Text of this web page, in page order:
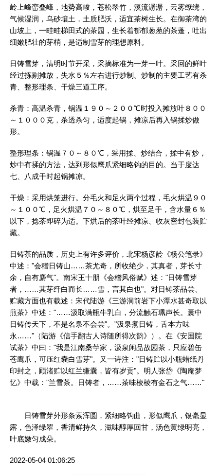
岭上峰峦叠嶂，地势高峻，苍松翠竹，溪流潺潺，云雾缭绕，
气候湿润，乌砂壤土，土质肥沃，适宜茶树生长。在御茶湾的
山坡上，一畦畦梯田式的茶园，生长着郁郁葱葱的茶蓬，吐出
细嫩肥壮的芽梢，是适制雪芽的理想原料。
日铸雪芽，清明时节开采，采摘标准为一芽一叶。采回的鲜叶
经过拣剔摊放，失水５％左右进行炒制。炒制的主要工艺有杀
青、整形理条、干燥三道工序。
杀青：高温杀青，锅温１９０～２００℃时投入摊放叶８００
～１０００克，杀透杀匀，适度起锅，摊凉后再入锅揉炒做
形。
整形理条：锅温７０～８０℃，采用揉、炒结合，揉中有炒，
炒中有揉的方法，达到形似鹰爪紧细略钩的目的。当于度达
七、八成干时起锅摊凉。
干燥：采用烘笼进行。分毛火和足火两个过程，毛火烘温９０
～１００℃，足火烘温７０～８０℃，烘至足干，含水量６％
以下，捻茶即碎为适。下烘后的茶叶经摊凉、收灰密封包装贮
藏。
日铸茶的品质，历史上有许多评价，北宋杨彦龄《杨公笔录》
中述："会稽日铸山……茶尤奇，所收绝少，其真者，芽长寸
余，自有麝气"。南宋王十朋《会稽风俗赋》述："日铸雪芽
者，……其芽纤白而长……雪，言其白也"。对日铸茶品尝、
贮藏方面也有载述：宋代陆游《三游洞前岩下小潭水甚奇取以
煎茶》中述："……汲取满瓶牛乳白，分流触石珮声长。囊中
日铸传天下，不是名泉不会尝"。"汲泉煮日铸，舌本方味
永……"（陆游《信手翻古人诗随所得次韵》）。在《安国院
试茶》中曰："我是江南桑苧家，汲泉闲品故园茶，只应碧缶
苍鹰爪，可压红囊白雪芽"。又一诗注："日铸贮以小瓶蜡纸丹
印封之，顾渚贮以红兰缣囊，皆有岁贡"。明人张岱《陶庵梦
忆》中载："兰雪茶。日铸者，……茶味棱棱有金石之气……"
日铸雪芽外形条索浑圆，紧细略钩曲，形似鹰爪，银毫显
露，色泽绿翠，香清鲜持久，滋味醇厚回甘，汤色黄绿明亮，
叶底嫩匀成朵。
2022-05-04 01:06:25